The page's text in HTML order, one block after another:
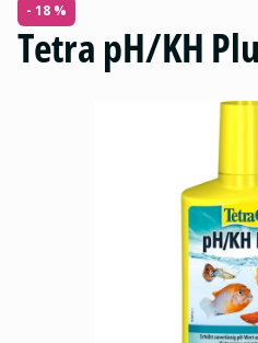
- 18 %
Tetra pH/KH